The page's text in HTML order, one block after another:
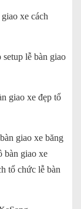
xe cách
lễ bàn giao
giao xe đẹp tổ
giao xe băng
bàn giao xe
tổ chức lễ bàn